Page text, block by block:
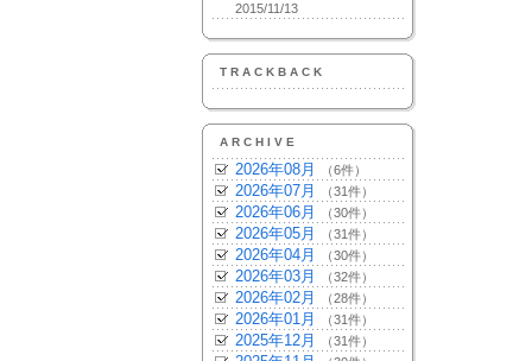
2015/11/13
TRACKBACK
ARCHIVE
2026年08月 （6件）
2026年07月 （31件）
2026年06月 （30件）
2026年05月 （31件）
2026年04月 （30件）
2026年03月 （32件）
2026年02月 （28件）
2026年01月 （31件）
2025年12月 （31件）